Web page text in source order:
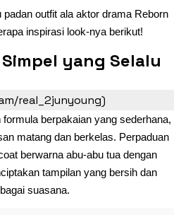
outfit ala aktor drama Reborn
inspirasi look-nya berikut!
yang Selalu
real_2junyoung)
berpakaian yang sederhana,
matang dan berkelas. Perpaduan
berwarna abu-abu tua dengan
tampilan yang bersih dan
suasana.